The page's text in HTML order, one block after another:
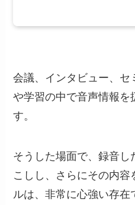
会議、インタビュー、セ
や学習の中で音声情報を
す。
そうした場面で、録音し
こしし、さらにその内
ルは、非常に心強い存在